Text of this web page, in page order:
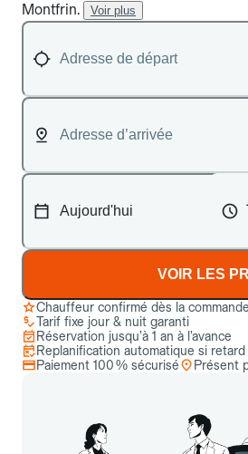
Montfrin.
Voir plus
VOIR LES
Chauffeur confirmé dès la commande
Tarif fixe jour & nuit garanti
Réservation jusqu’à 1 an à l’avance
Replanification automatique si
Paiement 100 % sécurisé
Présent